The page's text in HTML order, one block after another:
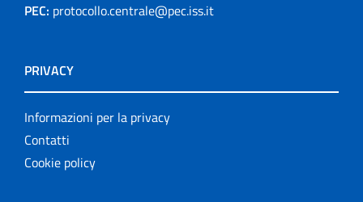
PEC: protocollo.centrale@pec.iss.it
PRIVACY
Informazioni per la privacy
Contatti
Cookie policy